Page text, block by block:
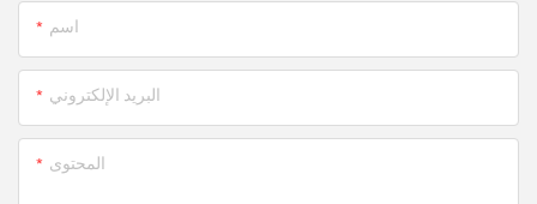
اسم
البريد الإلكتروني
المحتوى